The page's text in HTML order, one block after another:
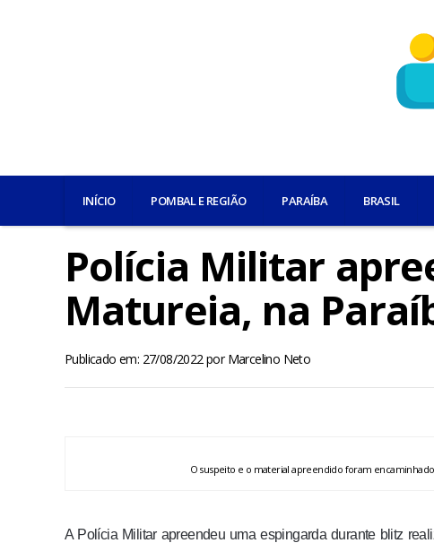
INÍCIO POMBAL E REGIÃO PARAÍBA BRASIL
Polícia Militar
Matureia, na
Publicado em: 27/08/2022porMarcelino Neto
O suspeito e o material apreendido foram
A Polícia Militar apreendeu uma espingarda durante blitz